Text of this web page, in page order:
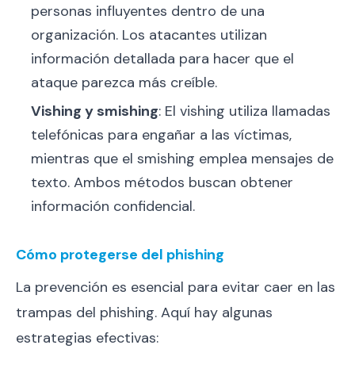
personas influyentes dentro de una
organización. Los atacantes utilizan
información detallada para hacer que el
ataque parezca más creíble.
Vishing y smishing: El vishing utiliza llamadas
telefónicas para engañar a las víctimas,
mientras que el smishing emplea mensajes de
texto. Ambos métodos buscan obtener
información confidencial.
Cómo protegerse del phishing
La prevención es esencial para evitar caer en las
trampas del phishing. Aquí hay algunas
estrategias efectivas: